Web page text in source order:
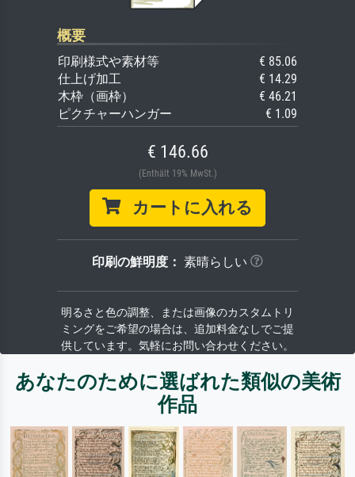
概要
印刷様式や素材等
€ 85.06
仕上げ加工
€ 14.29
木枠（画枠）
€ 46.21
ピクチャーハンガー
€ 1.09
€ 146.66
(Enthält 19% MwSt.)
カートに入れる
印刷の鮮明度： 素晴らしい
明るさと色の調整、または画像のカスタムトリ
ミングをご希望の場合は、追加料金なしでご提
供しています。気軽にお問い合わせください。
あなたのために選ばれた類似の美術
作品